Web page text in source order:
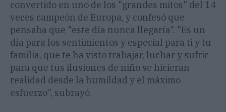
convertido en uno de los "grandes mitos" del 14
veces campeón de Europa, y confesó que
pensaba que "este día nunca llegaría". "Es un
día para los sentimientos y especial para ti y tu
familia, que te ha visto trabajar, luchar y sufrir
para que tus ilusiones de niño se hicieran
realidad desde la humildad y el máximo
esfuerzo", subrayó.